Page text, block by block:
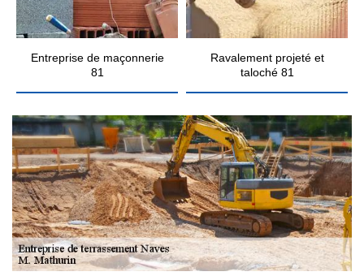
Entreprise de maçonnerie
81
Ravalement projeté et
taloché 81